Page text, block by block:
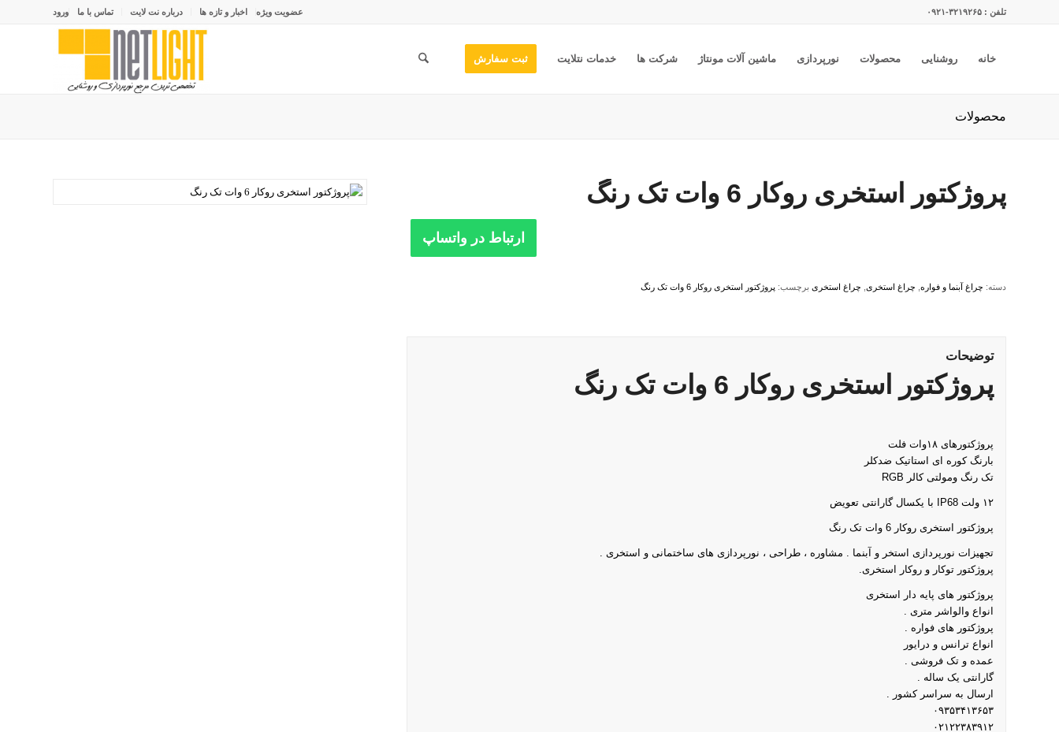
عضویت ویژه اخبار و تازه ها درباره نت لایت تماس با ما ورود تلفن : ۳۲۱۹۲۶۵-۰۹۲۱
خانه روشنایی محصولات نورپردازی ماشین آلات مونتاژ شرکت ها خدمات نتلایت ثبت سفارش
محصولات
پروژکتور استخری روکار 6 وات تک رنگ
ارتباط در واتساپ
دسته: چراغ آبنما و فواره چراغ استخری چراغ استخری برچسب: پروژکتور استخری روکار 6 وات تک رنگ
توضیحات
پروژکتور استخری روکار 6 وات تک رنگ
پروژکتورهای ۱۸وات فلت
بارنگ کوره ای استاتیک ضدکلر
تک رنگ ومولتی کالر RGB
۱۲ ولت IP68 با یکسال گارانتی تعویض
پروژکتور استخری روکار 6 وات تک رنگ
تجهیزات نورپردازی استخر و آبنما . مشاوره ، طراحی ، نورپردازی های ساختمانی و استخری .
پروژکتور توکار و روکار استخری.
پروژکتور های پایه دار استخری
انواع والواشر متری .
پروژکتور های فواره .
انواع ترانس و درایور
عمده و تک فروشی .
گارانتی یک ساله .
ارسال به سراسر کشور .
۰۹۳۵۳۴۱۳۶۵۳
۰۲۱۲۲۳۸۳۹۱۲